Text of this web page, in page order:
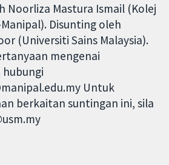
Noorliza Mastura Ismail (Kolej
Disunting oleh
(Universiti Sains Malaysia).
mengenai
Untuk
berkaitan suntingan ini, sila